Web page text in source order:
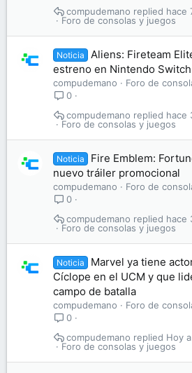
Foro de consolas y juegos
hace
compudemano
Noticia
Aliens: Fireteam
estreno en Nintendo
compudemano
Foro de
0
Foro de consolas y juegos
hace
compudemano
Noticia
Fire Emblem:
nuevo tráiler promocional
compudemano
Foro de
0
Foro de consolas y juegos
hace
compudemano
Noticia
Marvel ya tiene
Cíclope en el UCM y que
campo de batalla
compudemano
Foro de
0
Foro de consolas y juegos
Hoy
compudemano